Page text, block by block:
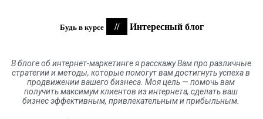
Будь в курсе // Интересный блог
В блогеобинтернет-маркетинге я расскажу Вам про различные
стратегии и методы, которые помогут вам достигнуть успеха в
продвижении вашего бизнеса. Моя цель — помочь вам
получить максимум клиентовизинтернета, сделать ваш
бизнес эффективным, привлекательным и прибыльным.